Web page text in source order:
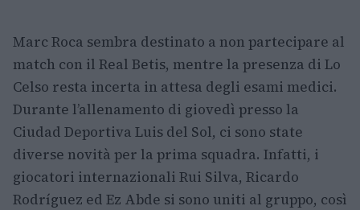
Marc Roca sembra destinato a non partecipare al
match con il Real Betis, mentre la presenza di Lo
Celso resta incerta in attesa degli esami medici.
Durante l’allenamento di giovedì presso la
Ciudad Deportiva Luis del Sol, ci sono state
diverse novità per la prima squadra. Infatti, i
giocatori internazionali Rui Silva, Ricardo
Rodríguez ed Ez Abde si sono uniti al gruppo, così